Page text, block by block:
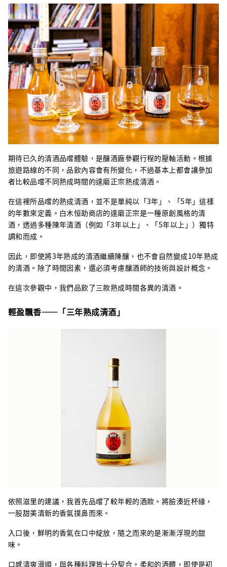
期待已久的清酒品嚐體驗，是釀酒廠參觀行程的壓軸活動。根據
旅遊路線的不同，品飲內容會有所變化，不過基本上都會讓參加
者比較品嚐不同熟成時間的達磨正宗熟成清酒。
在這裡所品嚐的熟成清酒，並不是單純以「3年」、「5年」這樣
的年數來定義。白木恒助商店的達磨正宗是一種原創風格的清
酒，透過多種陳年清酒（例如「3年以上」、「5年以上」）獨特
調和而成。
因此，即使將3年熟成的清酒繼續陳釀，也不會自然變成10年熟成
的清酒。除了時間因素，還必須考慮釀酒師的技術與設計概念。
在這次參觀中，我們品飲了三款熟成時間各異的清酒。
輕盈飄香——「三年熟成清酒」
依照滋里的建議，我首先品嚐了較年輕的酒款。將臉湊近杯緣，
一股甜美清新的香氣撲鼻而來。
入口後，鮮明的香氣在口中綻放，隨之而來的是漸漸浮現的甜
味。
口感清爽滑順，與各種料理皆十分契合。柔和的酒體，即使是初